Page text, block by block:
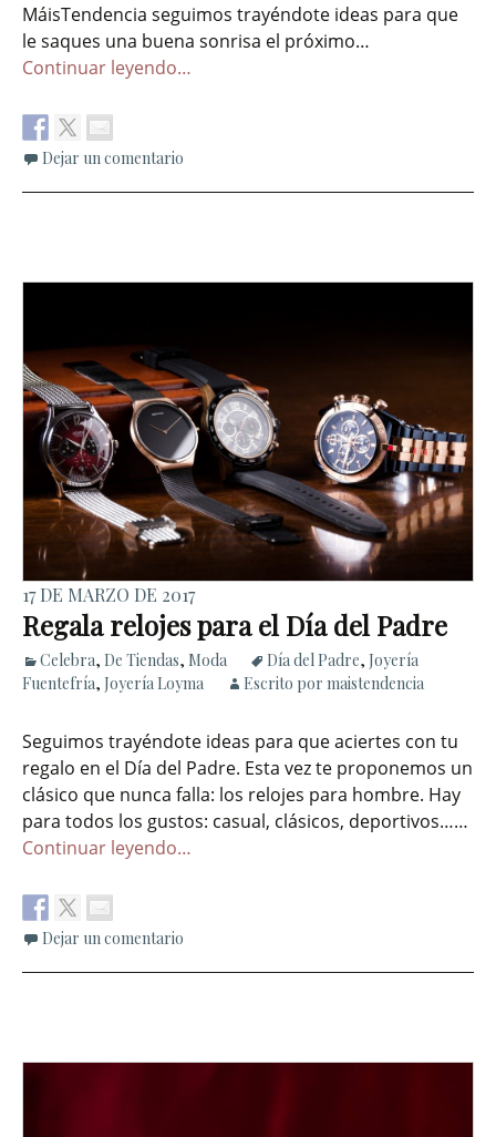
MáisTendencia seguimos trayéndote ideas para que
le saques una buena sonrisa el próximo…
Continuar leyendo…
Dejar un comentario
17 DE MARZO DE 2017
Regala relojes para el Día del Padre
Celebra, De Tiendas, Moda Día del Padre, Joyería
Fuentefría, Joyería Loyma Escrito por maistendencia
Seguimos trayéndote ideas para que aciertes con tu
regalo en el Día del Padre. Esta vez te proponemos un
clásico que nunca falla: los relojes para hombre. Hay
para todos los gustos: casual, clásicos, deportivos……
Continuar leyendo…
Dejar un comentario